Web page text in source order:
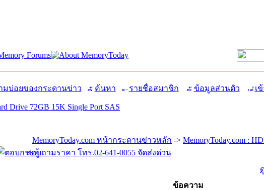
มบ่อยของกระดานข่าว ค้นหา รายชื่อสมาชิก ข้อมูลส่วนตัว เ
Drive 72GB 15K Single Port SAS
MemoryToday.com หน้ากระดานข่าวหลัก -> MemoryToday.com :
สอบถามราคา โทร.02-641-0055 จัดส่งด่วน
ข้อความ